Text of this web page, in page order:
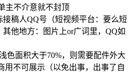
主不介意就不封顶
稿人QQ号（短视频平台：要么短
他地方：图片上or广词里，QQ如
色面积大于70%，则需要配件外大
用不可展示（以免出事，出事了自